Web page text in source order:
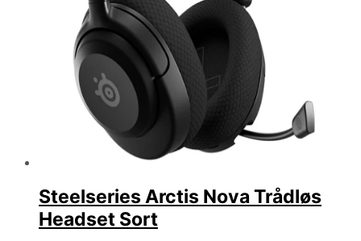
Steelseries Arctis Nova Trådløs
Headset Sort